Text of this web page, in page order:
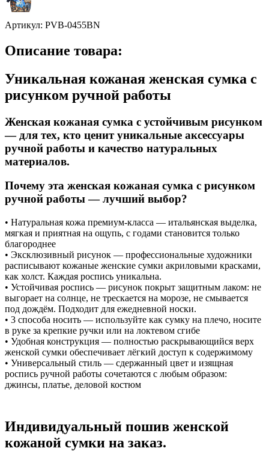
Артикул: PVB-0455BN
Описание товара:
Уникальная кожаная женская сумка с
рисунком ручной работы
Женская кожаная сумка с устойчивым рисунком
— для тех, кто ценит уникальные аксессуары
ручной работы и качество натуральных
материалов.
Почему эта женская кожаная сумка с рисунком
ручной работы — лучший выбор?
• Натуральная кожа премиум-класса — итальянская выделка,
мягкая и приятная на ощупь, с годами становится только
благороднее
• Эксклюзивный рисунок — профессиональные художники
расписывают кожаные женские сумки акриловыми красками,
как холст. Каждая роспись уникальна.
• Устойчивая роспись — рисунок покрыт защитным лаком: не
выгорает на солнце, не трескается на морозе, не смывается
под дождём. Подходит для ежедневной носки.
• 3 способа носить — используйте как сумку на плечо, носите
в руке за крепкие ручки или на локтевом сгибе
• Удобная конструкция — полностью раскрывающийся верх
женской сумки обеспечивает лёгкий доступ к содержимому
• Универсальный стиль — сдержанный цвет и изящная
роспись ручной работы сочетаются с любым образом:
джинсы, платье, деловой костюм
Индивидуальный пошив женской
кожаной сумки на заказ.